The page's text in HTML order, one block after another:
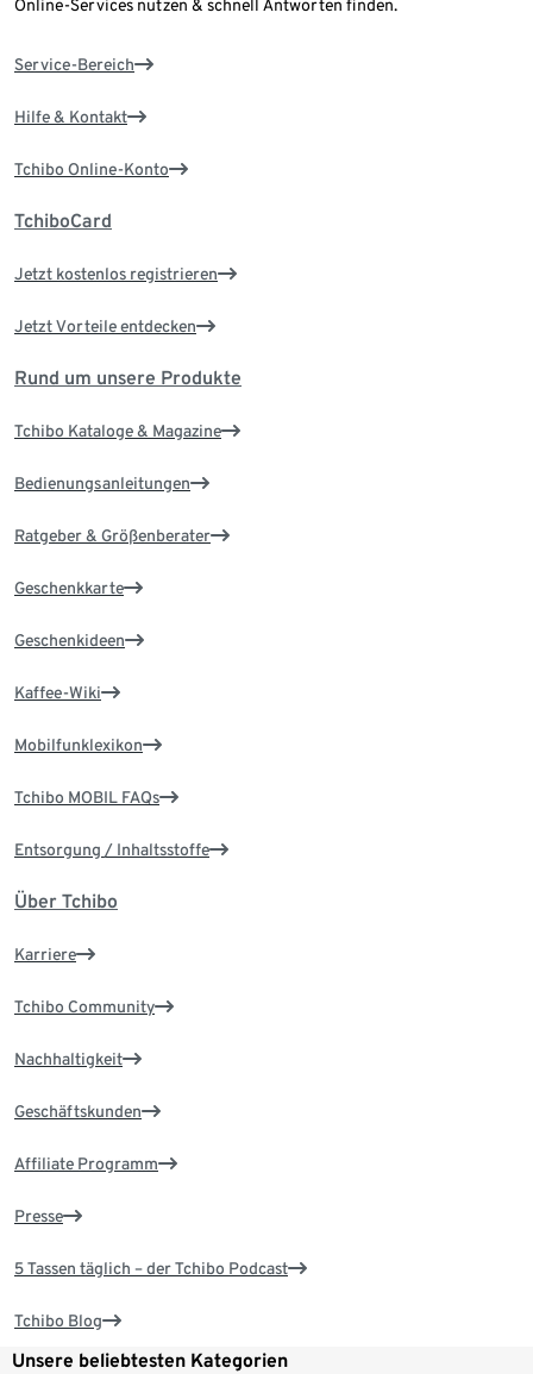
Online-Services nutzen & schnell Antworten finden.
Service-Bereich
Hilfe & Kontakt
Tchibo Online-Konto
TchiboCard
Jetzt kostenlos registrieren
Jetzt Vorteile entdecken
Rund um unsere Produkte
Tchibo Kataloge & Magazine
Bedienungsanleitungen
Ratgeber & Größenberater
Geschenkkarte
Geschenkideen
Kaffee-Wiki
Mobilfunklexikon
Tchibo MOBIL FAQs
Entsorgung / Inhaltsstoffe
Über Tchibo
Karriere
Tchibo Community
Nachhaltigkeit
Geschäftskunden
Affiliate Programm
Presse
5 Tassen täglich – der Tchibo Podcast
Tchibo Blog
Unsere beliebtesten Kategorien